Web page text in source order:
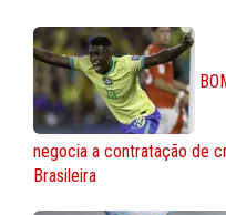
negocia a contratação de
Brasileira